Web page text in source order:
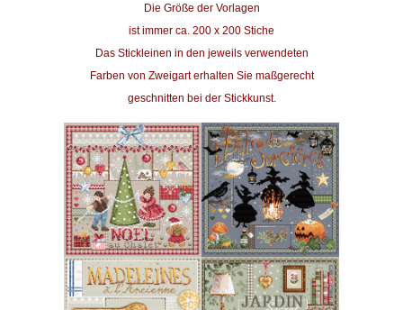
Die Größe der Vorlagen
ist immer ca. 200 x 200 Stiche
Das Stickleinen in den jeweils verwendeten
Farben von Zweigart erhalten Sie maßgerecht
geschnitten bei der Stickkunst.